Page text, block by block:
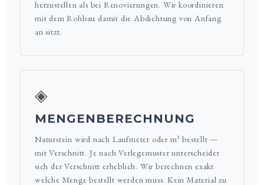
herzustellen als bei Renovierungen. Wir koordinieren
mit dem Rohbau damit die Abdichtung von Anfang
an sitzt.
◈
MENGENBERECHNUNG
Naturstein wird nach Laufmeter oder m² bestellt —
mit Verschnitt. Je nach Verlegemuster unterscheidet
sich der Verschnitt erheblich. Wir berechnen exakt
welche Menge bestellt werden muss. Kein Material zu